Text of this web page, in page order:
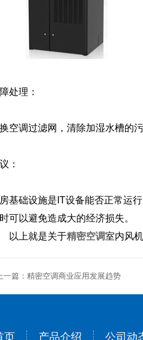
处理：
空调过滤网，清除加湿水槽的
：
基础设施是IT设备能否正常运
可以避免造成大的经济损失。
上就是关于精密空调室内风
上一篇：精密空调商业应用发展趋势
页 产品介绍 公司动